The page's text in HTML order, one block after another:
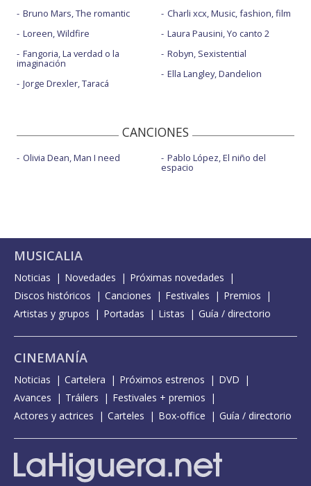
Bruno Mars, The romantic
Loreen, Wildfire
Fangoria, La verdad o la
imaginación
Jorge Drexler, Taracá
Charli xcx, Music, fashion, film
Laura Pausini, Yo canto 2
Robyn, Sexistential
Ella Langley, Dandelion
CANCIONES
Olivia Dean, Man I need Pablo López, El niño del
espacio
MUSICALIA
Noticias Novedades
Próximas novedades
Discos históricos
Canciones Festivales
Premios
Artistas y grupos
Portadas Listas Guía / directorio
CINEMANÍA
Noticias Cartelera Próximos estrenos
DVD
Avances
Tráilers
Festivales + premios
Actores y actrices
Carteles Box-office Guía / directorio